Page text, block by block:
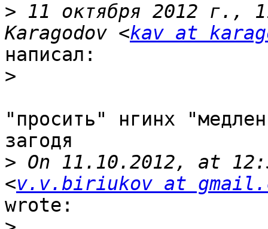
> 11 октября 2012 г.,
Karagodov <kav at
написал:
>
"просить" нгинх
загодя
> On 11.10.2012, at
<v.v.biriukov at
wrote: